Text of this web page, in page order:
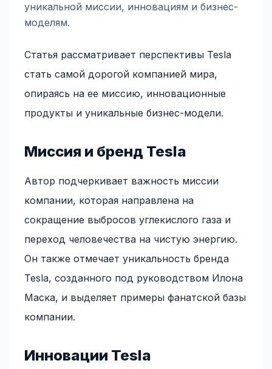
уникальной миссии, инновациям и бизнес-
моделям.
Статья рассматривает перспективы Tesla
стать самой дорогой компанией мира,
опираясь на ее миссию, инновационные
продукты и уникальные бизнес-модели.
Миссия и бренд Tesla
Автор подчеркивает важность миссии
компании, которая направлена на
сокращение выбросов углекислого газа и
переход человечества на чистую энергию.
Он также отмечает уникальность бренда
Tesla, созданного под руководством Илона
Маска, и выделяет примеры фанатской базы
компании.
Инновации Tesla